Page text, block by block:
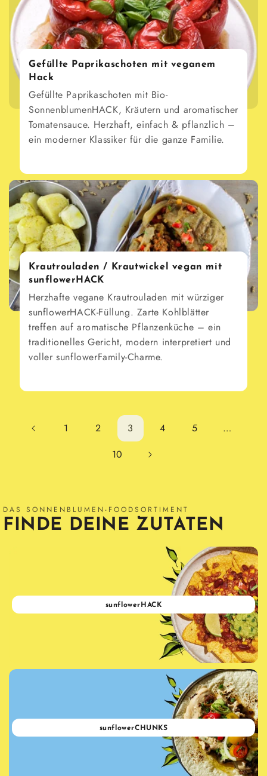
Gefüllte Paprikaschoten mit veganem
Hack
Gefüllte Paprikaschoten mit Bio-
SonnenblumenHACK, Kräutern und aromatischer
Tomatensauce. Herzhaft, einfach & pflanzlich –
ein moderner Klassiker für die ganze Familie.
Krautrouladen / Krautwickel vegan mit
sunflowerHACK
Herzhafte vegane Krautrouladen mit würziger
sunflowerHACK-Füllung. Zarte Kohlblätter
treffen auf aromatische Pflanzenküche – ein
traditionelles Gericht, modern interpretiert und
voller sunflowerFamily-Charme.
1 2 3 4 5
…
10
DAS SONNENBLUMEN-FOODSORTIMENT
FINDE DEINE ZUTATEN
sunflowerHACK
sunflowerCHUNKS